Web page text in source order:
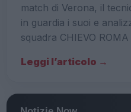
match di Verona, il
in guardia i suoi e
squadra CHIEVO
Leggi l’articolo →